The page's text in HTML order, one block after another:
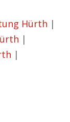
Hürth |
|
|